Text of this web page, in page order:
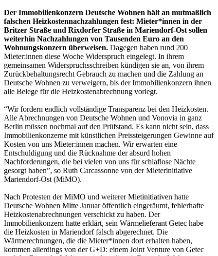
Der Immobilienkonzern Deutsche Wohnen hält an mutmaßlich
falschen Heizkostennachzahlungen fest: Mieter*innen in der
Britzer Straße und Rixdorfer Straße in Mariendorf-Ost sollen
weiterhin Nachzahlungen von Tausenden Euro an den
Wohnungskonzern überweisen. Dagegen haben rund 200
Mieter:innen diese Woche Widerspruch eingelegt. In ihrem
gemeinsamen Widerspruchsschreiben kündigen sie an, von ihrem
Zurückbehaltungsrecht Gebrauch zu machen und die Zahlung an
Deutsche Wohnen zu verweigern, bis der Immobilienkonzern ihnen
alle Belege für die Heizkostenabrechnung vorlegt.
“Wir fordern endlich vollständige Transparenz bei den Heizkosten.
Alle Abrechnungen von Deutsche Wohnen und Vonovia in ganz
Berlin müssen nochmal auf den Prüfstand. Es kann nicht sein, dass
Immobilienkonzerne mit künstlichen Preissteigerungen Gewinne auf
Kosten von uns Mieter:innen machen. Wir erwarten eine
Entschuldigung und die Rücknahme der absurd hohen
Nachforderungen, die bei vielen von uns für schlaflose Nächte
gesorgt haben”, so Ruth Carcassonne von der Mieterinitiative
Mariendorf-Ost (MiMO).
Nach Protesten der MiMO und weiterer Mietinitiativen hatte
Deutsche Wohnen Mitte Januar öffentlich eingeräumt, fehlerhafte
Heizkostenabrechnungen verschickt zu haben. Der
Immobilienkonzern hatte erklärt, sein Wärmelieferant Getec habe
die Heizkosten in Mariendorf falsch abgerechnet. Die
Wärmerechnungen, die die Mieter*innen dort erhalten haben,
kommen allerdings von der G+D: einem Joint Venture von Getec